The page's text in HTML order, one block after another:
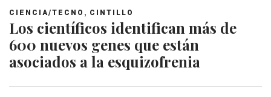
CIENCIA/TECNO , CINTILLO
Los científicos identifican más de
600 nuevos genes que están
asociados a la esquizofrenia